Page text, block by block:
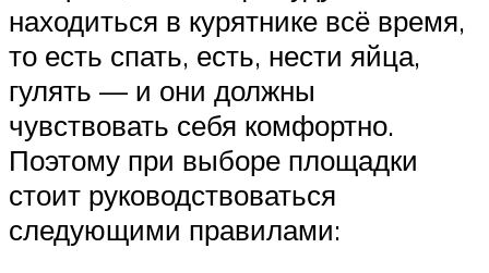
находиться в курятнике всё время,
то есть спать, есть, нести яйца,
гулять — и они должны
чувствовать себя комфортно.
Поэтому при выборе площадки
стоит руководствоваться
следующими правилами: